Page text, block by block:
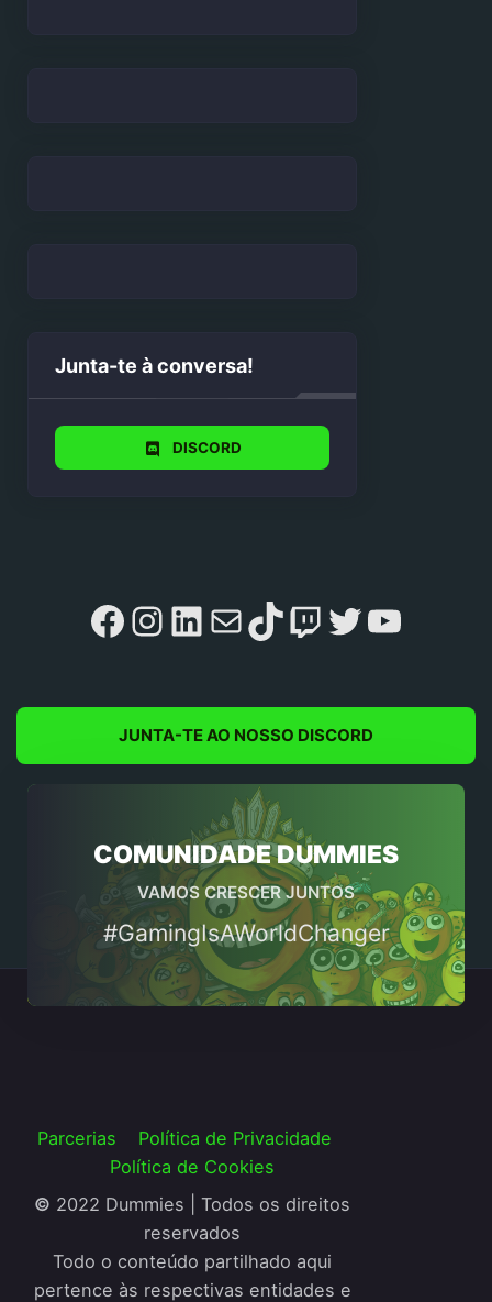
Junta-te à conversa!
DISCORD
Facebook
Instagram
LinkedIn
MailTikTok
Twitch
Twitter
JUNTA-TE AO NOSSO DISCORD
COMUNIDADE DUMMIES
VAMOS CRESCER JUNTOS
#GamingIsAWorldChanger
Parcerias
Política de Privacidade
Política de Cookies
© 2022 Dummies | Todos os direitos
reservados
Todo o conteúdo partilhado aqui
pertence às respectivas entidades e